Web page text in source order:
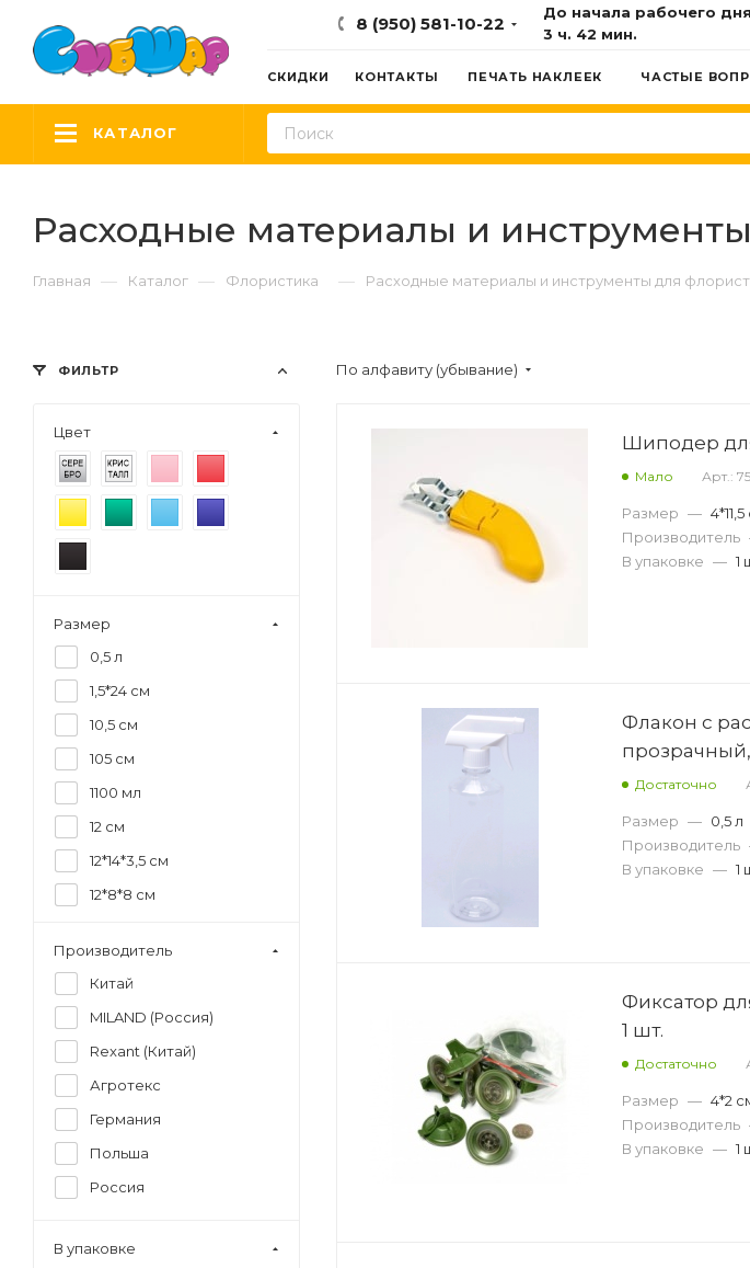
8 (950) 581-10-22
До начала рабочего
3 ч. 42 мин.
СКИДКИ КОНТАКТЫ ПЕЧАТЬ НАКЛЕЕК ЧАСТЫЕ
КАТАЛОГ
Расходные материалы и
Главная — Каталог — Флористика — Расходные материалы и инструменты для
По алфавиту (убывание)
Шиподер
Мало Арт.:
Размер —
Производитель
В упаковке — 1
Флакон с
прозрачный,
Достаточно
Размер — 0,5 л
Производитель
В упаковке — 1
Фиксатор
1 шт.
Достаточно
Размер — 4*2
Производитель
В упаковке — 1
ФИЛЬТР
Цвет
Размер
0,5 л
1,5*24 см
10,5 см
105 см
1100 мл
12 см
12*14*3,5 см
12*8*8 см
13*9 см
15мм*1м
17,5 см
Производитель
Китай
MILAND (Россия)
Rexant (Китай)
Агротекс
Германия
Польша
Россия
В упаковке